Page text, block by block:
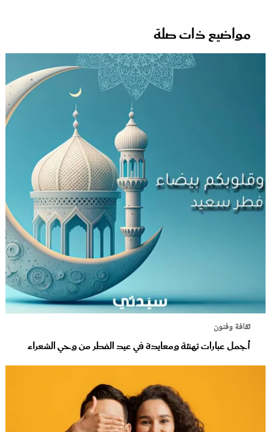
مواضيع ذات صلة
ثقافة وفنون
أجمل عبارات تهنئة ومعايدة في عيد الفطر من وحي الشعراء